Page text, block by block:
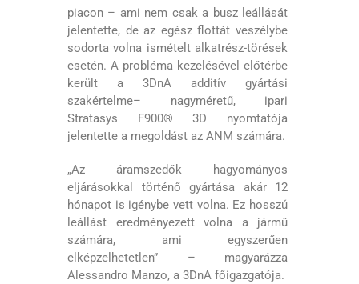
piacon – ami nem csak a busz leállását
jelentette, de az egész flottát veszélybe
sodorta volna ismételt alkatrész-törések
esetén. A probléma kezelésével előtérbe
került a 3DnA additív gyártási
szakértelme– nagyméretű, ipari
Stratasys F900® 3D nyomtatója
jelentette a megoldást az ANM számára.
„Az áramszedők hagyományos
eljárásokkal történő gyártása akár 12
hónapot is igénybe vett volna. Ez hosszú
leállást eredményezett volna a jármű
számára, ami egyszerűen
elképzelhetetlen” – magyarázza
Alessandro Manzo, a 3DnA főigazgatója.